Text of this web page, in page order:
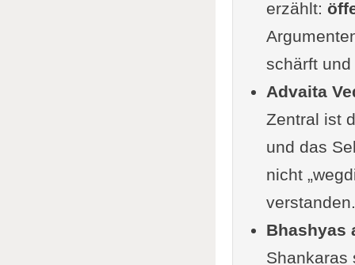
erzählt:
schärft
Advaita
Zentral ist
und das
nicht
verstanden.
Bhashyas
Shankaras